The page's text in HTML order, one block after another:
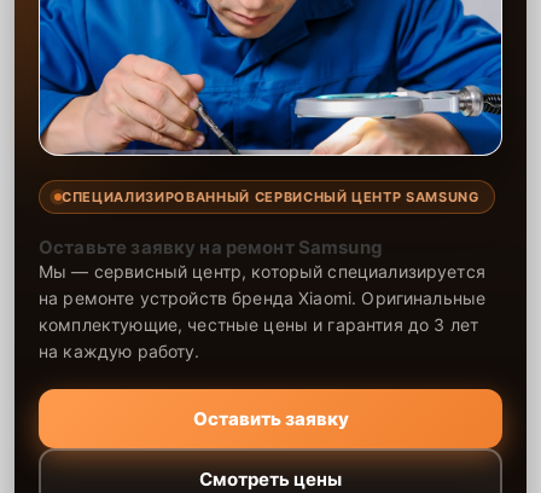
СПЕЦИАЛИЗИРОВАННЫЙ СЕРВИСНЫЙ ЦЕНТР SAMSUNG
Оставьте заявку на ремонт Samsung
Мы — сервисный центр, который специализируется
на ремонте устройств бренда Xiaomi. Оригинальные
комплектующие, честные цены и гарантия до 3 лет
на каждую работу.
Оставить заявку
Смотреть цены